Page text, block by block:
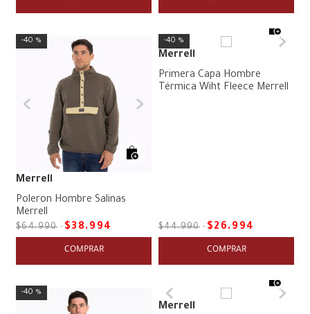
40 %
Merrell
Poleron Hombre Salinas
Merrell
$64.990 $38. 994
COMPRAR
40 %
Merrell
Primera Capa Hombre
Térmica Wiht Fleece Merrell
$44.990 $26. 994
COMPRAR
40 %
Merrell